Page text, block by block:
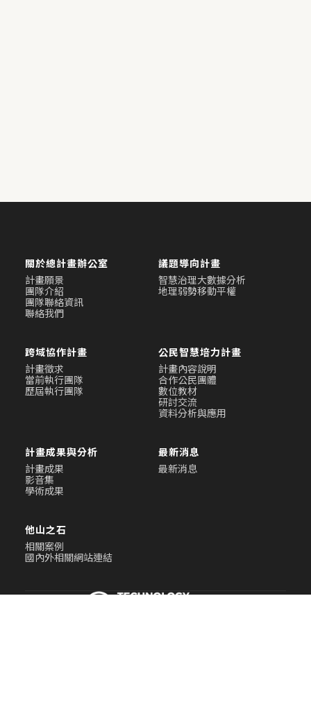
關於總計畫辦公室
計畫願景
團隊介紹
團隊聯絡資訊
聯絡我們
議題導向計畫
智慧治理大數據分析
地理弱勢移動平權
跨域協作計畫
計畫徵求
當前執行團隊
歷屆執行團隊
公民智慧培力計畫
計畫內容說明
合作公民團體
數位教材
研討交流
資料分析與應用
計畫成果與分析
計畫成果
影音集
學術成果
最新消息
最新消息
他山之石
相關案例
國內外相關網站連結